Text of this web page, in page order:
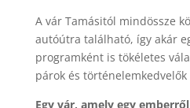
A vár Tamásitól mindössze
autóútra található, így akár
programként is tökéletes
párok és történelemkedvelők
Egy vár, amely egy